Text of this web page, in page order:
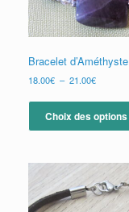
Bracelet d’Améthyste
18.00€ – 21.00€Plage
prix :
18.00€
à
Choix des options